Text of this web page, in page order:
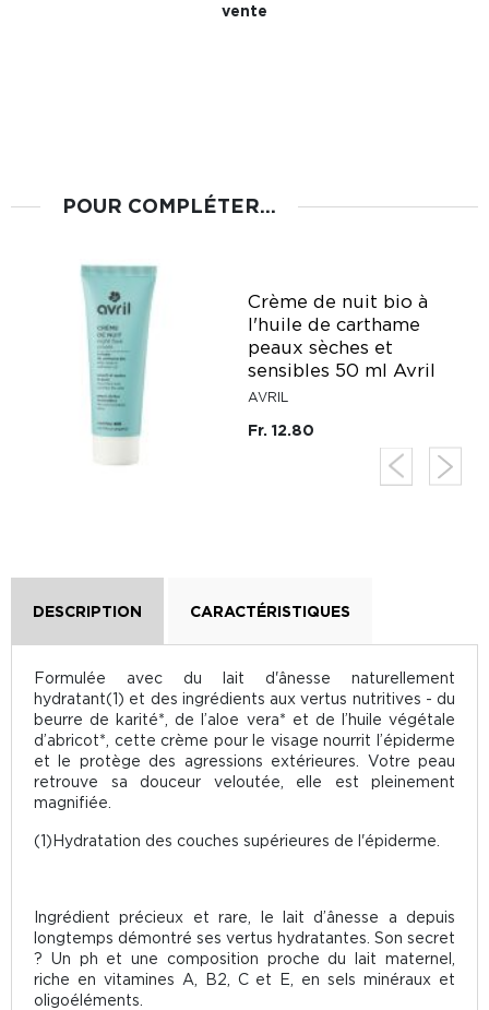
vente
POUR COMPLÉTER...
Crème de nuit bio à
l'huile de carthame
peaux sèches et
sensibles 50 ml Avril
AVRIL
Fr. 12.80
DESCRIPTION CARACTÉRISTIQUES
Formulée avec du lait d'ânesse naturellement
hydratant(1) et des ingrédients aux vertus nutritives - du
beurre de karité*, de l’aloe vera* et de l’huile végétale
d’abricot*, cette crème pour le visage nourrit l’épiderme
et le protège des agressions extérieures. Votre peau
retrouve sa douceur veloutée, elle est pleinement
magnifiée.
(1)Hydratation des couches supérieures de l'épiderme.
Ingrédient précieux et rare, le lait d’ânesse a depuis
longtemps démontré ses vertus hydratantes. Son secret
? Un ph et une composition proche du lait maternel,
riche en vitamines A, B2, C et E, en sels minéraux et
oligoéléments.